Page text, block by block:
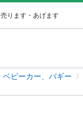
売ります・あげます
ベビーカー、バギー